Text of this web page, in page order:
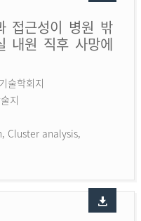
접근성이 병원 밖
내원 직후 사망에
술학회지
지
Cluster analysis,